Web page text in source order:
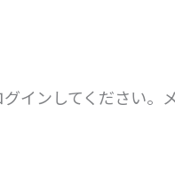
インしてください。